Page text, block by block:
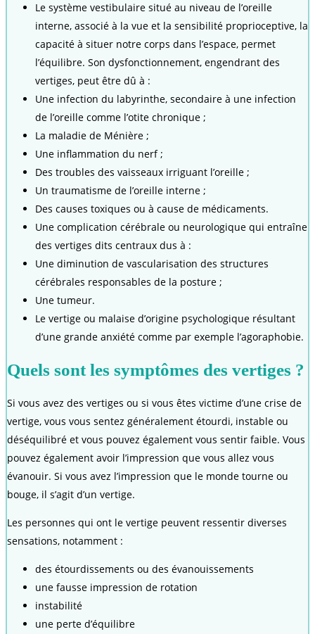
Le système vestibulaire situé au niveau de l’oreille
interne, associé à la vue et la sensibilité proprioceptive, la
capacité à situer notre corps dans l’espace, permet
l’équilibre. Son dysfonctionnement, engendrant des
vertiges, peut être dû à :
Une infection du labyrinthe, secondaire à une infection
de l’oreille comme l’otite chronique ;
La maladie de Ménière ;
Une inflammation du nerf ;
Des troubles des vaisseaux irriguant l’oreille ;
Un traumatisme de l’oreille interne ;
Des causes toxiques ou à cause de médicaments.
Une complication cérébrale ou neurologique qui entraîne
des vertiges dits centraux dus à :
Une diminution de vascularisation des structures
cérébrales responsables de la posture ;
Une tumeur.
Le vertige ou malaise d’origine psychologique résultant
d’une grande anxiété comme par exemple l’agoraphobie.
Quels sont les symptômes des vertiges ?
Si vous avez des vertiges ou si vous êtes victime d’une crise de
vertige, vous vous sentez généralement étourdi, instable ou
déséquilibré et vous pouvez également vous sentir faible. Vous
pouvez également avoir l’impression que vous allez vous
évanouir. Si vous avez l’impression que le monde tourne ou
bouge, il s’agit d’un vertige.
Les personnes qui ont le vertige peuvent ressentir diverses
sensations, notamment :
des étourdissements ou des évanouissements
une fausse impression de rotation
instabilité
une perte d’équilibre